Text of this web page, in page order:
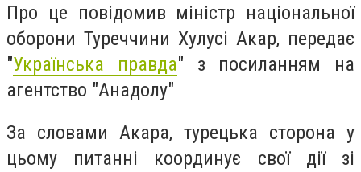
Про це повідомив міністр національної
оборони Туреччини Хулусі Акар, передає
"Українська правда" з посиланням на
агентство "Анадолу"
За словами Акара, турецька сторона у
цьому питанні координує свої дії зі